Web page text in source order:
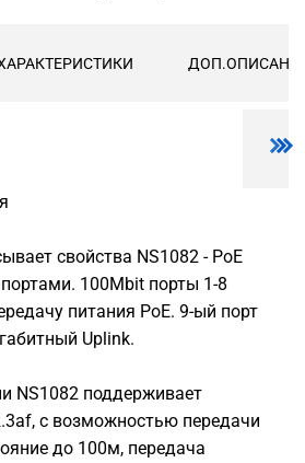
свойства NS1082 - PoE
100Mbit порты 1-8
питания PoE. 9-ый порт
Uplink.
NS1082 поддерживает
с возможностью передачи
до 100м, передача